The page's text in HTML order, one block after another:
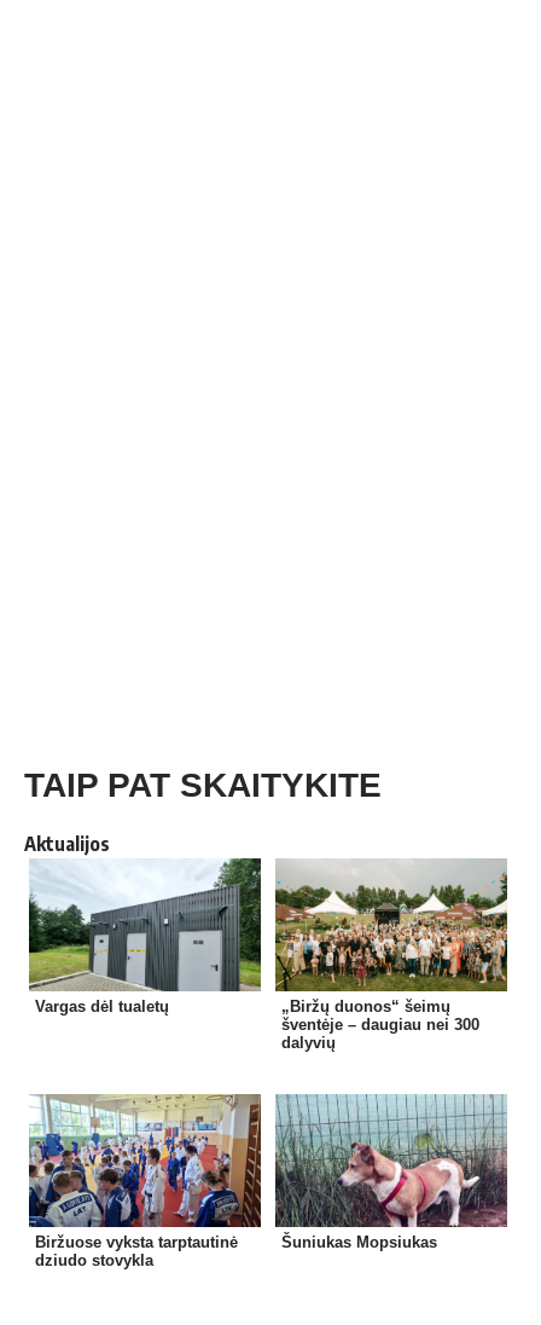
TAIP PAT SKAITYKITE
Aktualijos
Vargas dėl tualetų
„Biržų duonos“ šeimų
šventėje – daugiau nei 300
dalyvių
Biržuose vyksta tarptautinė
dziudo stovykla
Šuniukas Mopsiukas